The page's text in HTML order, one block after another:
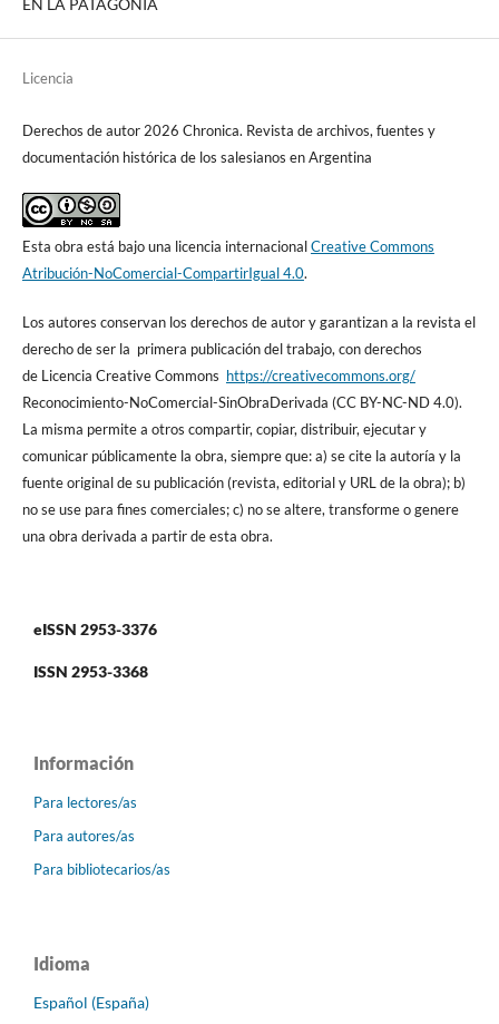
EN LA PATAGONIA
Licencia
Derechos de autor 2026 Chronica. Revista de archivos, fuentes y
documentación histórica de los salesianos en Argentina
Esta obra está bajo una licencia internacionalCreative Commons
Atribución-NoComercial-CompartirIgual 4.0.
Los autores conservan los derechos de autor y garantizan a la revista el
derecho de ser la primera publicación del trabajo, con derechos
de Licencia Creative Commons https://creativecommons.org/
Reconocimiento-NoComercial-SinObraDerivada (CC BY-NC-ND 4.0).
La misma permite a otros compartir, copiar, distribuir, ejecutar y
comunicar públicamente la obra, siempre que: a) se cite la autoría y la
fuente original de su publicación (revista, editorial y URL de la obra); b)
no se use para fines comerciales; c) no se altere, transforme o genere
una obra derivada a partir de esta obra.
eISSN 2953-3376
ISSN 2953-3368
Información
Para lectores/as
Para autores/as
Para bibliotecarios/as
Idioma
Español (España)